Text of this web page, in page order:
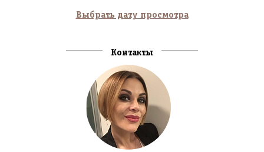
Выбрать дату просмотра
Контакты